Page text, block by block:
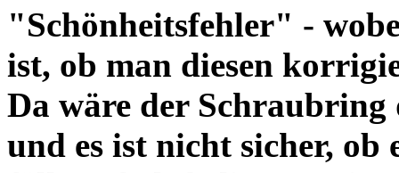
"Schönheitsfehler" -
ist, ob man diesen
Da wäre der
und es ist nicht sicher,